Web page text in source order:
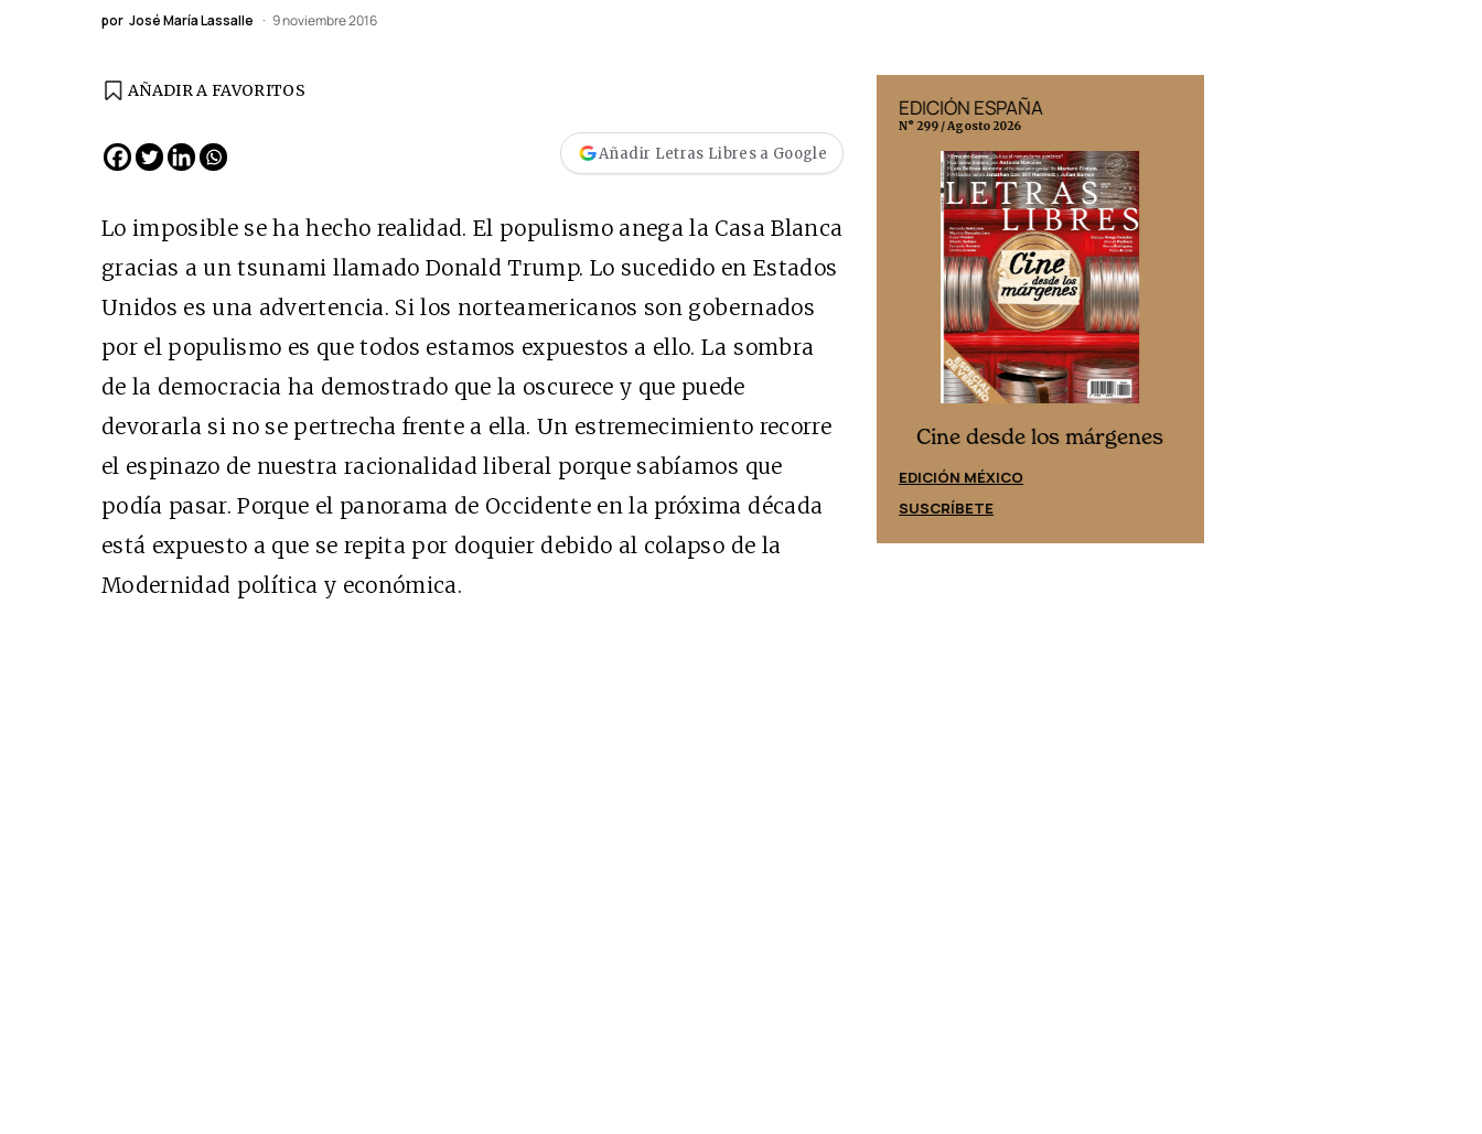
por José María Lassalle 9 noviembre 2016
AÑADIR A FAVORITOS
Añadir Letras Libres a Google
Lo imposible se ha hecho realidad. El populismo anega la Casa Blanca
gracias a un tsunami llamado Donald Trump. Lo sucedido en Estados
Unidos es una advertencia. Si los norteamericanos son gobernados
por el populismo es que todos estamos expuestos a ello. La sombra
de la democracia ha demostrado que la oscurece y que puede
devorarla si no se pertrecha frente a ella. Un estremecimiento recorre
el espinazo de nuestra racionalidad liberal porque sabíamos que
podía pasar. Porque el panorama de Occidente en la próxima década
está expuesto a que se repita por doquier debido al colapso de la
Modernidad política y económica.
Cine desde los márgenes
EDICIÓN MÉXICO
SUSCRÍBETE
Cine desde los márgenes
EDICIÓN ESPAÑA
SUSCRÍBETE
EDICIÓN ESPAÑA
N° 299 / Agosto 2026
Cine desde los márgenes
EDICIÓN MÉXICO
SUSCRÍBETE